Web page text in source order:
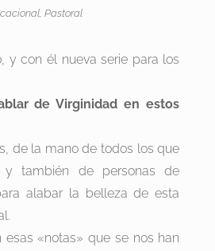
, Pastoral
y con él nueva serie para los
de Virginidad en estos
de la mano de todos los que
y también de personas de
alabar la belleza de esta
esas «notas» que se nos han